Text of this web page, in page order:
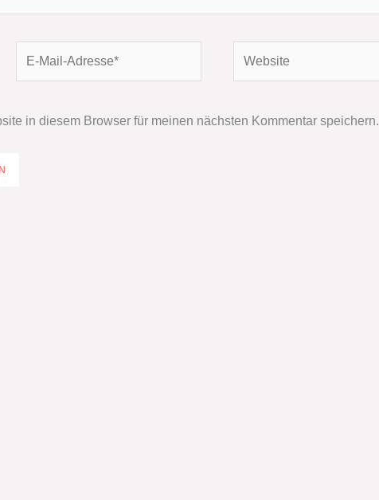
Mail-
in diesem Browser für meinen nächsten Kommentar speichern.